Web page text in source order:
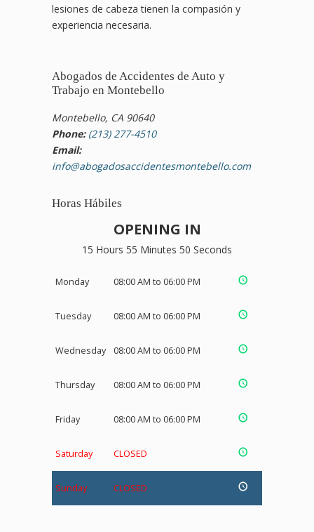
lesiones de cabeza tienen la compasión y
experiencia necesaria.
Abogados de Accidentes de Auto y
Trabajo en Montebello
Montebello, CA 90640
Phone: (213) 277-4510
Email:
info@abogadosaccidentesmontebello.com
Horas Hábiles
OPENING IN
15 Hours 55 Minutes 49 Seconds
Monday 08:00 AM to 06:00 PM
Tuesday 08:00 AM to 06:00 PM
Wednesday 08:00 AM to 06:00 PM
Thursday 08:00 AM to 06:00 PM
Friday 08:00 AM to 06:00 PM
Saturday CLOSED
Sunday CLOSED